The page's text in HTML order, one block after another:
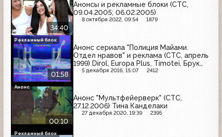
34:40
Анонсы и рекламные блоки (СТС,
09.04.2005; 06.02.2005)
8 октября 2022, 09:54 1879
01:58
Анонс сериала "Полиция Майами.
Отдел нравов" и реклама (СТС, апрель
1999) Dirol, Europa Plus, Timotei, Брук
Бонд, Pepsi, Meller
5 декабря 2016, 15:07 2412
Рекламный блок
00:10
Анонс "Мультфейерверк" (СТС,
27.12.2006) Тина Канделаки
27 декабря 2020, 19:39 2395
Анонс
Рекламный блок